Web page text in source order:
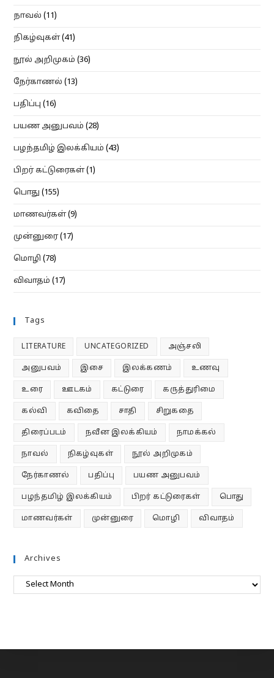
நாவல் (11)
நிகழ்வுகள்(41)
நூல் அறிமுகம் (36)
நேர்காணல் (13)
பதிப்பு (16)
பயண அனுபவம் (28)
பழந்தமிழ் இலக்கியம் (43)
பிறர் கட்டுரைகள்(1)
பொது (155)
மாணவர்கள்(9)
முன்னுரை(17)
மொழி (78)
விவாதம் (17)
Tags
LITERATURE UNCATEGORIZED அஞ்சலி
அனுபவம் இசை இலக்கணம் உணவு
உரை ஊடகம் கட்டுரை கருத்துரிமை
கல்வி கவிதை சாதி சிறுகதை
திரைப்படம் நவீன இலக்கியம் நாமக்கல்
நாவல் நிகழ்வுகள் நூல் அறிமுகம்
நேர்காணல் பதிப்பு பயண அனுபவம்
பழந்தமிழ் இலக்கியம் பிறர் கட்டுரைகள் பொது
மாணவர்கள் முன்னுரை மொழி விவாதம்
Archives
Archives